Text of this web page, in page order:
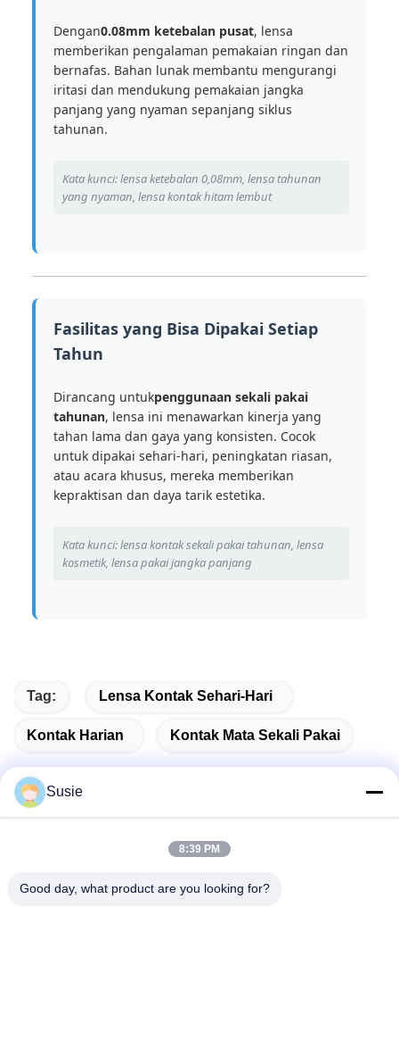
Dengan0.08mm ketebalan pusat, lensa
memberikan pengalaman pemakaian ringan dan
bernafas. Bahan lunak membantu mengurangi
iritasi dan mendukung pemakaian jangka
panjang yang nyaman sepanjang siklus
tahunan.
Kata kunci: lensa ketebalan 0,08mm, lensa tahunan
yang nyaman, lensa kontak hitam lembut
Fasilitas yang Bisa Dipakai Setiap
Tahun
Dirancang untukpenggunaan sekali pakai
tahunan, lensa ini menawarkan kinerja yang
tahan lama dan gaya yang konsisten. Cocok
untuk dipakai sehari-hari, peningkatan riasan,
atau acara khusus, mereka memberikan
kepraktisan dan daya tarik estetika.
Kata kunci: lensa kontak sekali pakai tahunan, lensa
kosmetik, lensa pakai jangka panjang
Tag: Lensa Kontak Sehari-Hari
Kontak Harian Kontak Mata Sekali Pakai
Alamat
Susie
8:39 PM
Good day, what product are you looking for?